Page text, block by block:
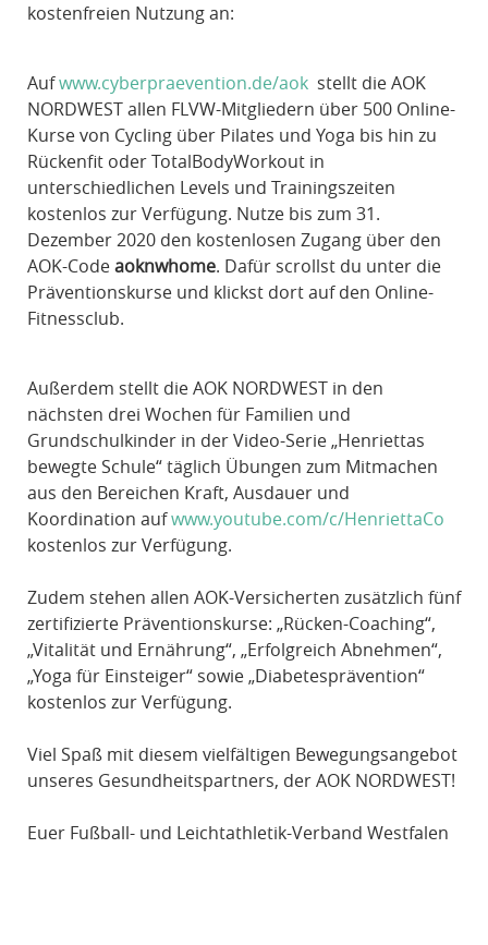
kostenfreien Nutzung an:
Aufwww.cyberpraevention.de/aok stellt die AOK
NORDWEST allen FLVW-Mitgliedern über 500 Online-
Kurse von Cycling über Pilates und Yoga bis hin zu
Rückenfit oder TotalBodyWorkout in
unterschiedlichen Levels und Trainingszeiten
kostenlos zur Verfügung. Nutze bis zum 31.
Dezember 2020 den kostenlosen Zugang über den
AOK-Codeaoknwhome. Dafür scrollst du unter die
Präventionskurse und klickst dort auf den Online-
Fitnessclub.
Außerdem stellt die AOK NORDWEST in den
nächsten drei Wochen für Familien und
Grundschulkinder in der Video-Serie „Henriettas
bewegte Schule“ täglich Übungen zum Mitmachen
aus den Bereichen Kraft, Ausdauer und
Koordination aufwww.youtube.com/c/HenriettaCo
kostenlos zur Verfügung.
Zudem stehen allen AOK-Versicherten zusätzlich fünf
zertifizierte Präventionskurse: „Rücken-Coaching“,
„Vitalität und Ernährung“, „Erfolgreich Abnehmen“,
„Yoga für Einsteiger“ sowie „Diabetesprävention“
kostenlos zur Verfügung.
Viel Spaß mit diesem vielfältigen Bewegungsangebot
unseres Gesundheitspartners, der AOK NORDWEST!
Euer Fußball- und Leichtathletik-Verband Westfalen